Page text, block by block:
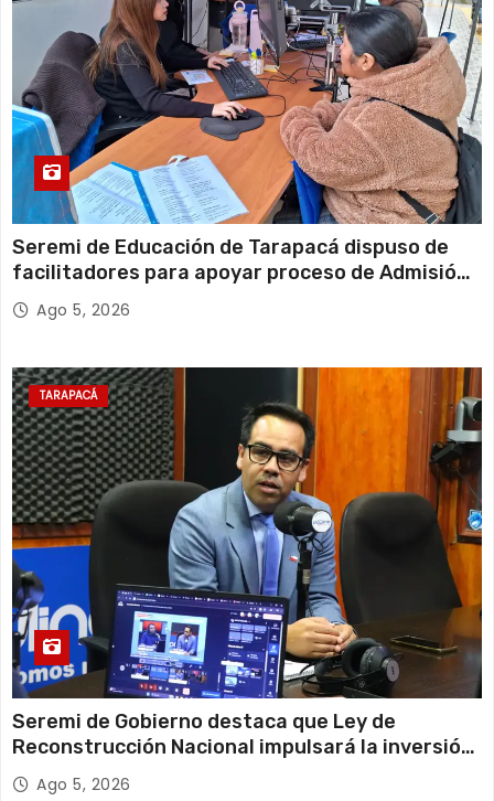
Seremi de Educación de Tarapacá dispuso de
facilitadores para apoyar proceso de Admisión
Escolar 2027
Ago 5, 2026
TARAPACÁ
Seremi de Gobierno destaca que Ley de
Reconstrucción Nacional impulsará la inversión
y el empleo en Tarapacá
Ago 5, 2026